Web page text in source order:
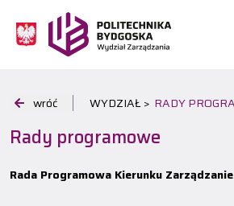
wróć WYDZIAŁ > RADY
Rady programowe
Rada Programowa Kierunku Zarządzanie